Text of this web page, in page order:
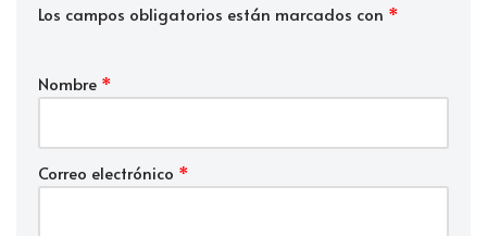
Los campos obligatorios están marcados con *
Nombre *
Correo electrónico *